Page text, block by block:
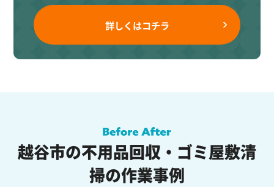
詳しくはコチラ
越谷市の不用品回収・ゴミ屋敷清
掃の作業事例